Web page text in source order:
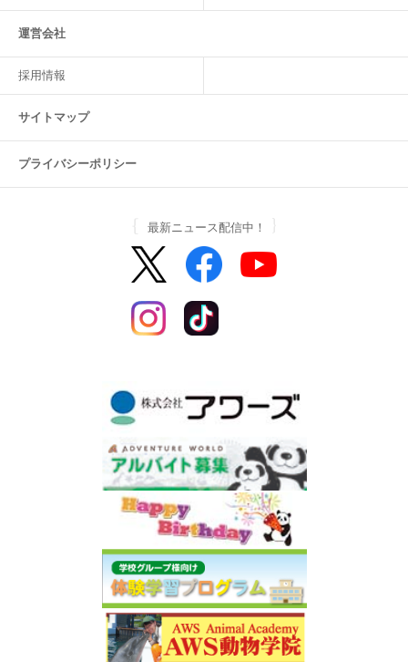
運営会社
採用情報
サイトマップ
プライバシーポリシー
最新ニュース配信中！